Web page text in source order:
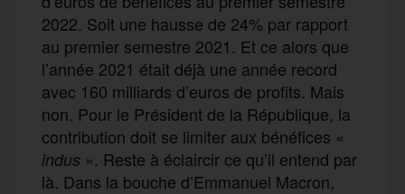
2022. Soit une hausse de 24% par rapport
au premier semestre 2021. Et ce alors que
l’année 2021 était déjà une année record
avec 160 milliards d’euros de profits. Mais
non. Pour le Président de la République, la
contribution doit se limiter aux bénéfices «
indus ». Reste à éclaircir ce qu’il entend par
là. Dans la bouche d’Emmanuel Macron,